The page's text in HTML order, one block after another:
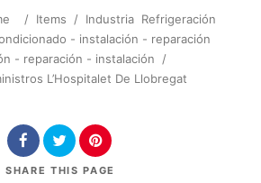
/ Items / Industria Refrigeración
- instalación - reparación
- reparación - instalación
/
L’Hospitalet De Llobregat
SHARE THIS PAGE